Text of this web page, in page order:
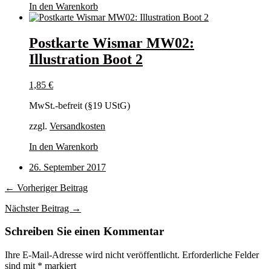
In den Warenkorb
Postkarte Wismar MW02:
Illustration Boot 2
1,85 €
MwSt.-befreit (§19 UStG)
zzgl. Versandkosten
In den Warenkorb
26. September 2017
← Vorheriger Beitrag
Nächster Beitrag →
Schreiben Sie einen Kommentar
Ihre E-Mail-Adresse wird nicht veröffentlicht. Erforderliche Felder
sind mit * markiert